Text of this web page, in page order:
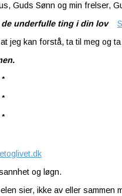
Guds Sønn og min frelser,
de underfulle ting i din lov
jeg kan forstå, ta til meg og
*
*
*
og løgn.
sier, ikke av eller sammen